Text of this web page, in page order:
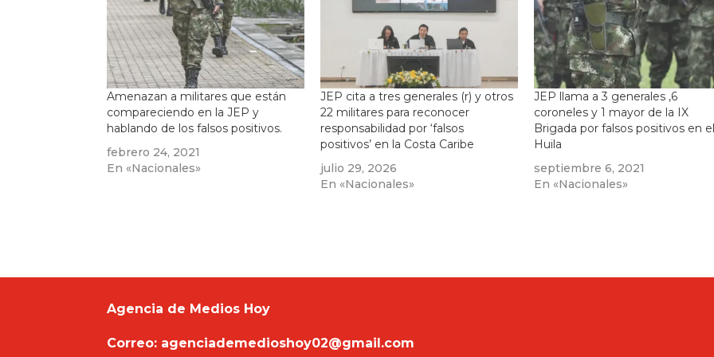
Amenazan a militares que están
compareciendo en la JEP y
hablando de los falsos positivos.
febrero 24, 2021
En «Nacionales»
JEP cita a tres generales (r) y otros
22 militares para reconocer
responsabilidad por ‘falsos
positivos’ en la Costa Caribe
julio 29, 2026
En «Nacionales»
JEP llama a 3 generales ,6
coroneles y 1 mayor de la IX
Brigada por falsos positivos en
Huila
septiembre 6, 2021
En «Nacionales»
Agencia de Medios Hoy
Correo: agenciademedioshoy02@gmail.com